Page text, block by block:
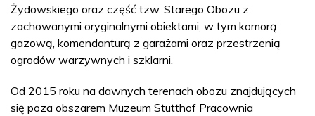
Żydowskiego oraz część tzw. Starego Obozu z
zachowanymi oryginalnymi obiektami, w tym komorą
gazową, komendanturą z garażami oraz przestrzenią
ogrodów warzywnych i szklarni.
Od 2015 roku na dawnych terenach obozu znajdujących
się poza obszarem Muzeum Stutthof Pracownia